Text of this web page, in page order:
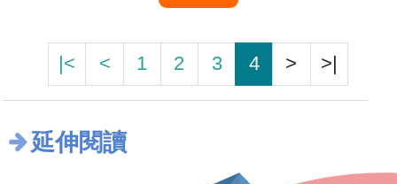
|< < 1 2 3 4 > >|
延伸閱讀